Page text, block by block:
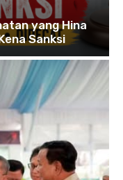
yang Hina
Sanksi